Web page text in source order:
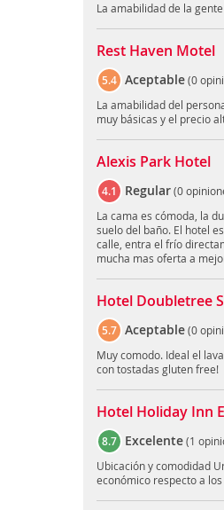
La amabilidad de la
Rest Haven Motel
5.4 Aceptable(0
La amabilidad del
muy básicas y el precio
Alexis Park Hotel
4.1 Regular(0
La cama es cómoda, la
suelo del baño. El hotel
calle, entra el frío
mucha mas oferta a
Hotel Doubletree
5.7 Aceptable(0
Muy comodo. Ideal el
con tostadas gluten free!
Hotel Holiday Inn
8.7 Excelente(1
Ubicación y comodidad
económico respecto a